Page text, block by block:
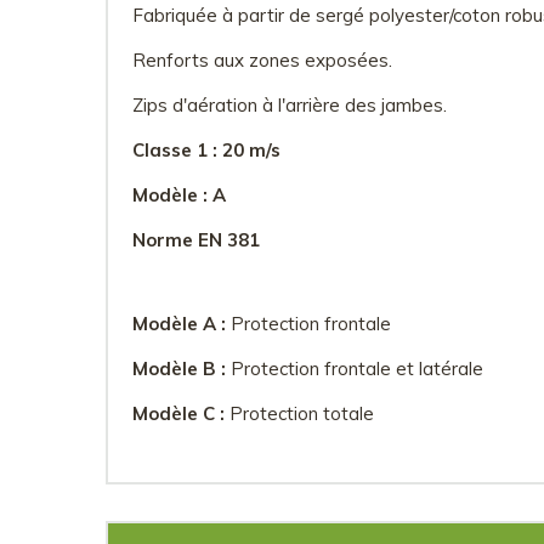
Fabriquée à partir de sergé polyester/coton
Renforts aux zones exposées.
Zips d'aération à l'arrière des jambes.
Classe 1 : 20 m/s
Modèle : A
Norme EN 381
Modèle A : Protection frontale
Modèle B : Protection frontale et latérale
Modèle C : Protection totale